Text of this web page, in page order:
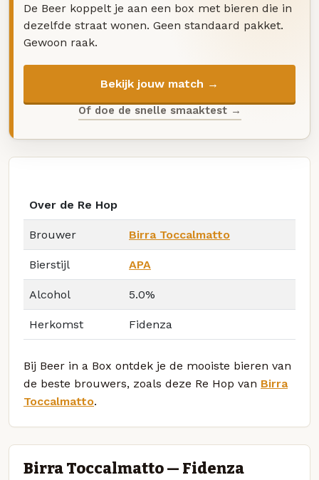
De Beer koppelt je aan een box met bieren die in
dezelfde straat wonen. Geen standaard pakket.
Gewoon raak.
Bekijk jouw match →
Of doe de snelle smaaktest →
Over de Re Hop
Brouwer Birra Toccalmatto
Bierstijl APA
Alcohol 5.0%
Herkomst Fidenza
Bij Beer in a Box ontdek je de mooiste bieren van
de beste brouwers, zoals deze Re Hop van Birra
Toccalmatto.
Birra Toccalmatto — Fidenza